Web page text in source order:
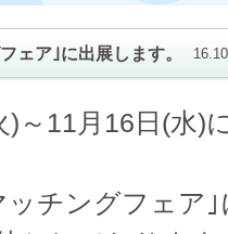
ェア｣に出展します。
)～11月16日(水)
ッチングフェア